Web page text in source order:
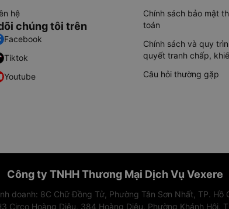
hệ
chúng tôi trên
Facebook
Tiktok
Youtube
Chính sách bảo mật
toán
Chính sách và quy
quyết tranh chấp,
Câu hỏi thường gặp
Công ty TNHH Thương Mại Dịch Vụ Vexere
doanh: 8C Chữ Đồng Tử, Phường Tân Sơn Nhất, TP. Hồ
Circo Hoàng Diệu, 384 Hoàng Diệu, Phường Khánh Hội,